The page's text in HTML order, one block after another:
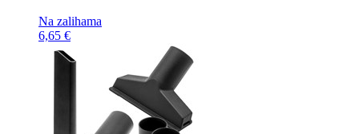
Na zalihama
6,65 €